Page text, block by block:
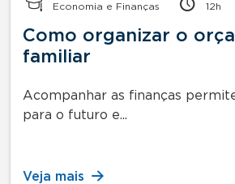
Economia e Finanças 12h
Como organizar o
familiar
Acompanhar as finanças
para o futuro e...
Veja mais